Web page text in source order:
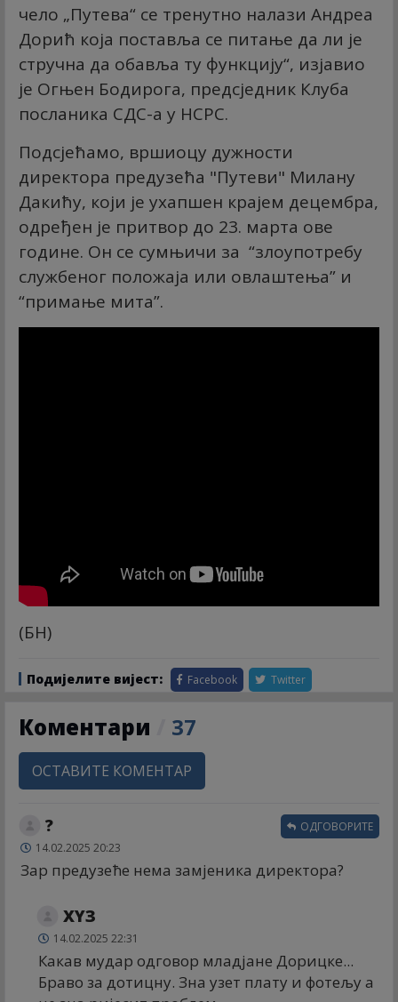
чело „Путева“ се тренутно налази Андреа
Дорић која поставља се питање да ли је
стручна да обавља ту функцију“, изјавио
је Огњен Бодирога, предсједник Клуба
посланика СДС-а у НСРС.
Подсјећамо, вршиоцу дужности
директора предузећа "Путеви" Милану
Дакићу, који је ухапшен крајем децембра,
одређен је притвор до 23. марта ове
године. Он се сумњичи за “злоупотребу
службеног положаја или овлаштења” и
“примање мита”.
(БН)
Подијелите вијест: Facebook Twitter
Коментари 37
ОСТАВИТЕ КОМЕНТАР
?
14.02.2025 20:23
Зар предузеће нема замјеника директора?
ОДГОВОРИТЕ
XYЗ
14.02.2025 22:31
Какав мудар одговор младјане Дорицке...
Браво за дотицну. Зна узет плату и фотељу а